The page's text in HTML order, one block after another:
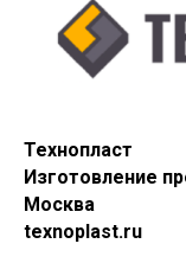
Технопласт
Изготовление
Москва
texnoplast.ru